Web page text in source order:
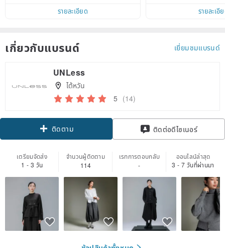
within 7 days!
รายละเอียด
รายละเอี
เกี่ยวกับแบรนด์ เยี่ยมชมแบรนด์
UNLess
ไต้หวัน
5 (14)
ติดตาม ติดต่อดีไซเนอร์
เตรียมจัดส่ง
1 - 3 วัน
จำนวนผู้ติดตาม
114
เรทการตอบกลับ
-
ออนไลน์ล่าสุด
3 - 7 วันที่ผ่านมา